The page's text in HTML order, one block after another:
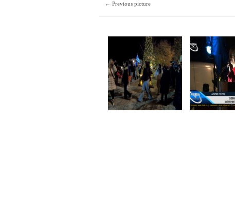
← Previous picture